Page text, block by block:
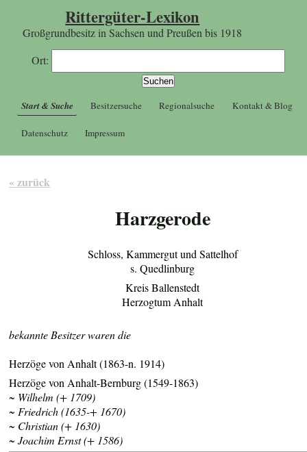
Rittergüter-Lexikon
Großgrundbesitz in Sachsen und Preußen bis 1918
Ort:
Start & Suche Besitzersuche Regionalsuche Kontakt & Blog
Datenschutz Impressum
« zurück
Harzgerode
Schloss, Kammergut und Sattelhof
s. Quedlinburg
Kreis Ballenstedt
Herzogtum Anhalt
bekannte Besitzer waren die
Herzöge von Anhalt (1863-n. 1914)
Herzöge von Anhalt-Bernburg (1549-1863)
~ Wilhelm (+ 1709)
~ Friedrich (1635-+ 1670)
~ Christian (+ 1630)
~ Joachim Ernst (+ 1586)